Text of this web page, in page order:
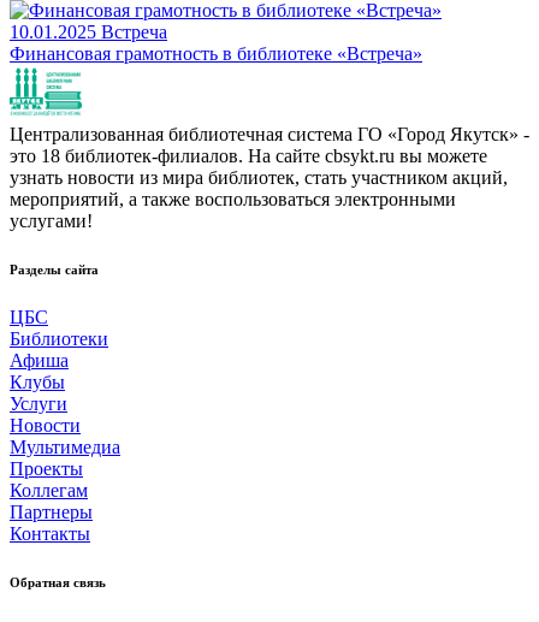
10.01.2025 Встреча
Финансовая грамотность в библиотеке «Встреча»
Централизованная библиотечная система ГО «Город Якутск» -
это 18 библиотек-филиалов. На сайте cbsykt.ru вы можете
узнать новости из мира библиотек, стать участником акций,
мероприятий, а также воспользоваться электронными
услугами!
Разделы сайта
ЦБС
Библиотеки
Афиша
Клубы
Услуги
Новости
Мультимедиа
Проекты
Коллегам
Партнеры
Контакты
Обратная связь